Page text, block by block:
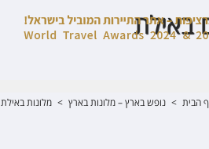
באילת
הבית > נופש בארץ – מלונות בארץ > מלונות באילת